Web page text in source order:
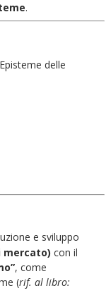
.
delle
e sviluppo
mercato) con il
, come
(rif. al libro: